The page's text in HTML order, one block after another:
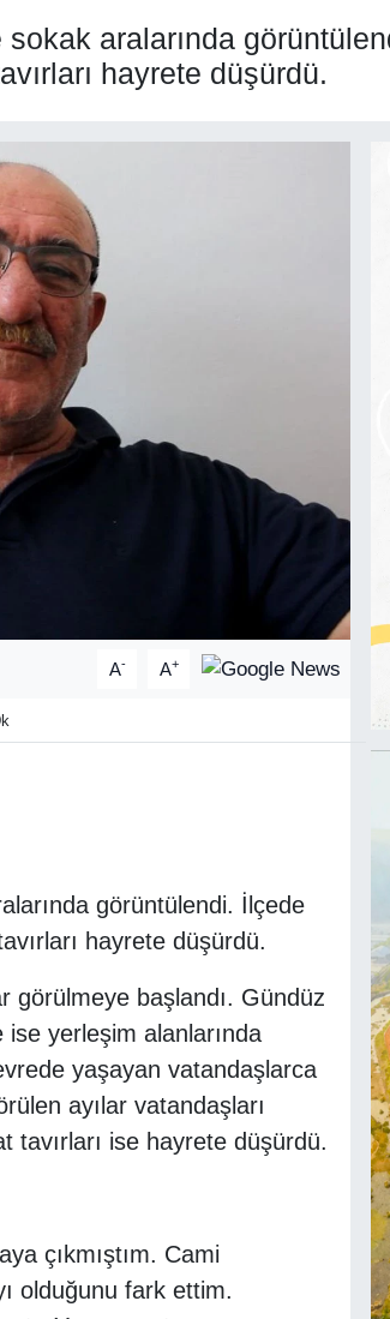
aralarında
hayrete düşürdü.
A- A+
görüntülendi. İlçede
hayrete düşürdü.
görülmeye başlandı. Gündüz
ise yerleşim alanlarında
yaşayan vatandaşlarca
ayılar vatandaşları
tavırları ise hayrete düşürdü.
çıkmıştım. Cami
olduğunu fark ettim.